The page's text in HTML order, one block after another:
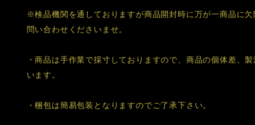
※検品機関を通しておりますが商品開封時に万が一商品に
問い合わせくださいませ。
・商品は手作業で採寸しておりますので、商品の個体差、
います。
・梱包は簡易包装となりますのでご了承下さい。